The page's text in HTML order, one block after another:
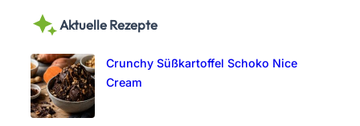
r
h
Aktuelle Rezepte
Crunchy Süßkartoffel Schoko Nice
Cream